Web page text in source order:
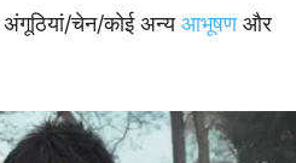
चेन/कोई अन्यआभूषण और